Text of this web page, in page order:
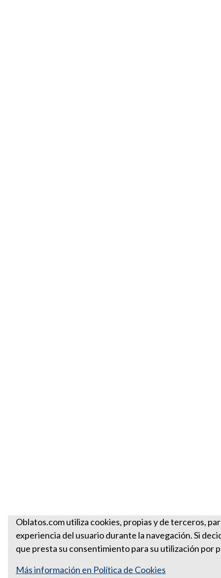
Oblatos.com utiliza cookies, propias y de terceros,
experiencia del usuario durante la navegación. Si
que presta su consentimiento para su utilización por
Más información en Política de Cookies